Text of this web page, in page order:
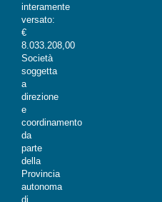
interamente
versato:
€
8.033.208,00
Società
soggetta
a
direzione
e
coordinamento
da
parte
della
Provincia
autonoma
di